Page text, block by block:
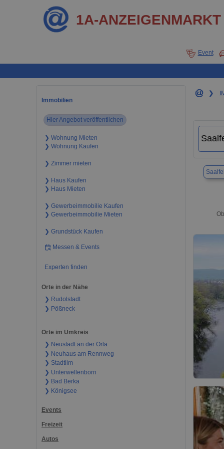
1A-ANZEIGENMARKT
Event
Immobilien
Hier Angebot veröffentlichen
❯ Wohnung Mieten
❯ Wohnung Kaufen
❯ Zimmer mieten
❯ Haus Kaufen
❯ Haus Mieten
❯ Gewerbeimmobilie Kaufen
❯ Gewerbeimmobilie Mieten
❯ Grundstück Kaufen
Messen & Events
Experten finden
Orte in der Nähe
❯ Rudolstadt
❯ Pößneck
Orte im Umkreis
❯ Neustadt an der Orla
❯ Neuhaus am Rennweg
❯ Stadtilm
❯ Unterwellenborn
❯ Bad Berka
❯ Königsee
Events
Freizeit
Autos
❯